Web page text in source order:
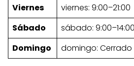
Viernes
viernes: 9:00–21:00
Sábado
sábado: 9:00–14:00
Domingo
domingo: Cerrado